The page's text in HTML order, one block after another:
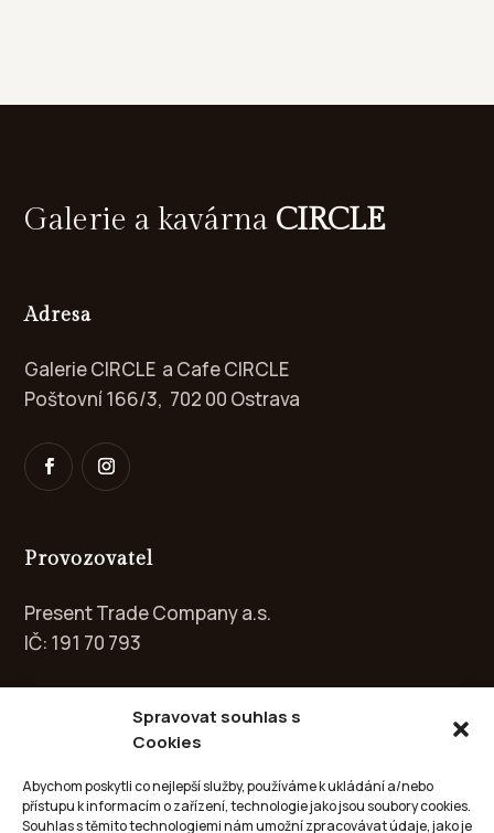
Spravovat souhlas s
Cookies
Abychom poskytli co nejlepší služby, používáme k ukládání a/nebo
přístupu k informacím o zařízení, technologie jako jsou soubory cookies.
Souhlas s těmito technologiemi nám umožní zpracovávat údaje, jako je
Galerie a kavárna CIRCLE
Adresa
Galerie CIRCLE a Cafe CIRCLE
Poštovní 166/3, 702 00 Ostrava
Provozovatel
Present Trade Company a.s.
IČ: 191 70 793
info@circle-galery.cz